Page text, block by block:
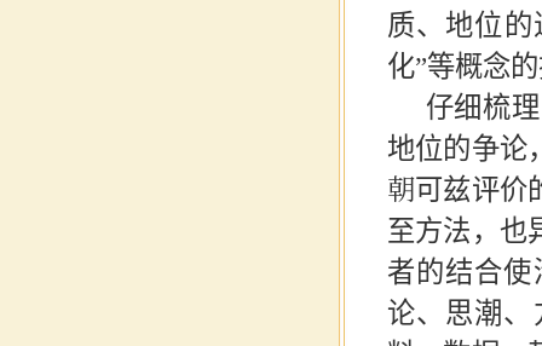
质、地位的
化”等概念
仔细梳
地位的争论
朝可兹评价
至方法，也
者的结合使
论、思潮、